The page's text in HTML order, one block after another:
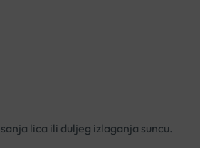
lica ili duljeg izlaganja suncu.